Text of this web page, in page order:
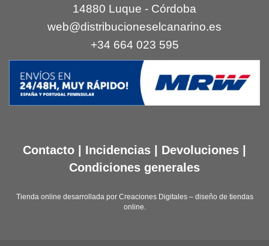
14880 Luque - Córdoba
web@distribucioneselcanarino.es
+34 664 023 595
Contacto Incidencias Devoluciones
Condiciones generales
Tienda online desarrollada por Creaciones Digitales – diseño de tiendas
online.